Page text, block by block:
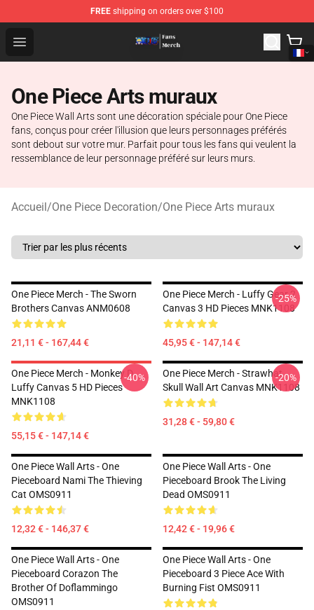
FREE shipping on orders over $100
Open menu
One Piece Store - Official One Piece Merchandise Shop
One Piece Arts muraux
One Piece Wall Arts sont une décoration spéciale pour One Piece
fans, conçus pour créer l'illusion que leurs personnages préférés
sont debout sur votre mur. Parfait pour tous les fans qui veulent la
ressemblance de leur personnage préféré sur leurs murs.
Accueil/One Piece Decoration/One Piece Arts muraux
One Piece Merch - The Sworn
Brothers Canvas ANM0608
21,11 € - 167,44 €
One Piece Merch - Luffy Gear 2
Canvas 3 HD Pieces MNK1108
45,95 € - 147,14 €
-25%
One Piece Merch - Monkey D.
Luffy Canvas 5 HD Pieces
MNK1108
55,15 € - 147,14 €
-40%
One Piece Merch - Strawhat
Skull Wall Art Canvas MNK1108
31,28 € - 59,80 €
-20%
One Piece Wall Arts - One
Pieceboard Nami The Thieving
Cat OMS0911
12,32 € - 146,37 €
One Piece Wall Arts - One
Pieceboard Brook The Living
Dead OMS0911
12,42 € - 19,96 €
One Piece Wall Arts - One
Pieceboard Corazon The
Brother Of Doflammingo
OMS0911
One Piece Wall Arts - One
Pieceboard 3 Piece Ace With
Burning Fist OMS0911